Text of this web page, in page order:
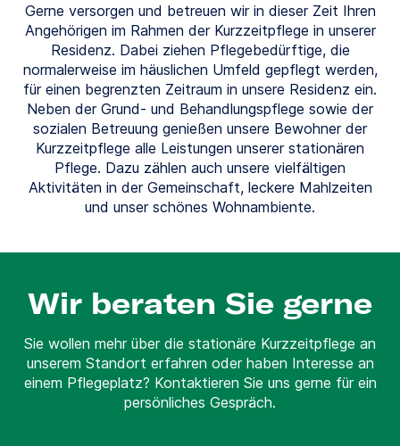
Gerne versorgen und betreuen wir in dieser Zeit Ihren
Angehörigen im Rahmen der Kurzzeitpflege in unserer
Residenz. Dabei ziehen Pflegebedürftige, die
normalerweise im häuslichen Umfeld gepflegt werden,
für einen begrenzten Zeitraum in unsere Residenz ein.
Neben der Grund- und Behandlungspflege sowie der
sozialen Betreuung genießen unsere Bewohner der
Kurzzeitpflege alle Leistungen unserer stationären
Pflege. Dazu zählen auch unsere vielfältigen
Aktivitäten in der Gemeinschaft, leckere Mahlzeiten
und unser schönes Wohnambiente.
Wir beraten Sie gerne
Sie wollen mehr über die stationäre Kurzzeitpflege an
unserem Standort erfahren oder haben Interesse an
einem Pflegeplatz? Kontaktieren Sie uns gerne für ein
persönliches Gespräch.